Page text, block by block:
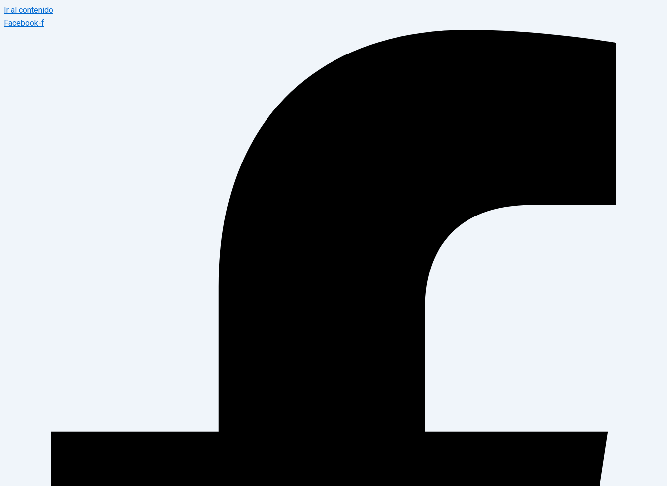
Ir al contenido
Facebook-f